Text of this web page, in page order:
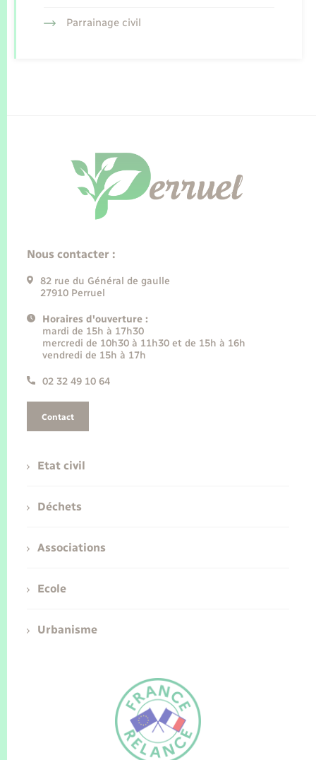
Parrainage civil
Nous contacter :
82 rue du Général de gaulle
27910 Perruel
Horaires d'ouverture :
mardi de 15h à 17h30
mercredi de 10h30 à 11h30 et de 15h à 16h
vendredi de 15h à 17h
02 32 49 10 64
Contact
Etat civil
Déchets
Associations
Ecole
Urbanisme